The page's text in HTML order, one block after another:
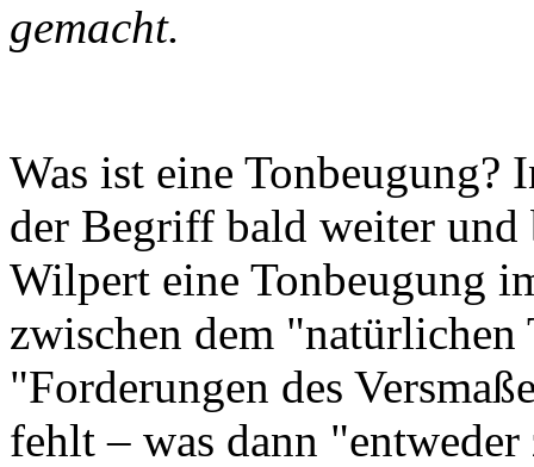
gemacht.
Was ist eine Tonbeugung?
der Begriff bald weiter und
Wilpert eine Tonbeugung
zwischen dem
"Forderungen des
fehlt – was dann